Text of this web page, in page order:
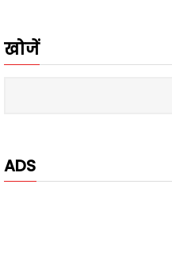
खोजें
ADS